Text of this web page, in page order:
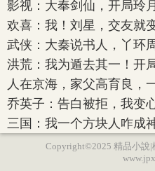
影视：大奉剑仙，开局玲
欢喜：我！刘星，交友就
武侠：大秦说书人，丫环
洪荒：我为遁去其一！开
人在京海，家父高育良，
乔英子：告白被拒，我变
三国：我一个方块人咋成
Copyright©2025 精品小說|